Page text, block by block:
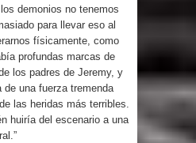
demonios no tenemos
para llevar eso al
físicamente, como
profundas marcas de
los padres de Jeremy, y
de una fuerza tremenda
las heridas más terribles.
huiría del escenario a una